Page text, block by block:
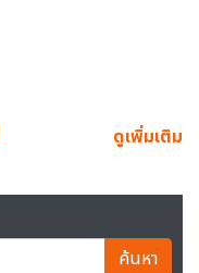
ดูเพิ่มเติม
ค้นหา